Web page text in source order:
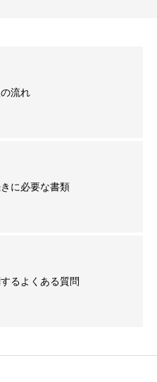
流れ
に必要な書類
るよくある質問